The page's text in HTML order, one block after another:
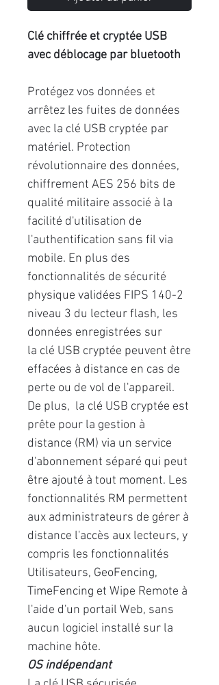
Clé chiffrée et cryptée USB
avec déblocage par bluetooth
Protégez vos données et
arrêtez les fuites de données
avec la clé USB cryptée par
matériel. Protection
révolutionnaire des données,
chiffrement AES 256 bits de
qualité militaire associé à la
facilité d'utilisation de
l'authentification sans fil via
mobile. En plus des
fonctionnalités de sécurité
physique validées FIPS 140-2
niveau 3 du lecteur flash, les
données enregistrées sur
la clé USB cryptée peuvent être
effacées à distance en cas de
perte ou de vol de l'appareil.
De plus, la clé USB cryptée est
prête pour la gestion à
distance (RM) via un service
d'abonnement séparé qui peut
être ajouté à tout moment. Les
fonctionnalités RM permettent
aux administrateurs de gérer à
distance l'accès aux lecteurs, y
compris les fonctionnalités
Utilisateurs, GeoFencing,
TimeFencing et Wipe Remote à
l'aide d'un portail Web, sans
aucun logiciel installé sur la
machine hôte.
OS indépendant